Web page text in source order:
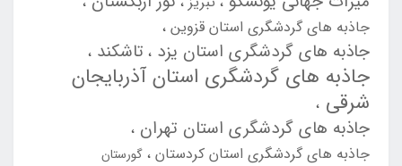
جاذبه های گردشگری استان قزوین
جاذبه های گردشگری استان یزد تاشکند
جاذبه های گردشگری استان آذربایجان
شرقی
جاذبه های گردشگری استان تهران
جاذبه های گردشگری استان کردستان گورستان